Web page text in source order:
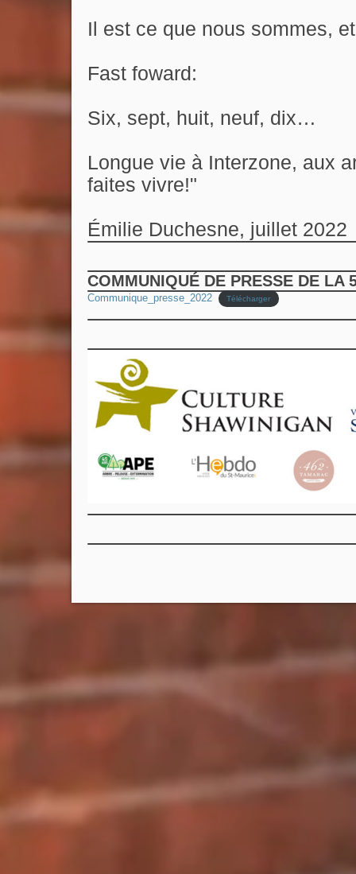
Il est ce que nous sommes,
Fast foward:
Six, sept, huit, neuf, dix…
Longue vie à Interzone, aux
faites vivre!"
Émilie Duchesne, juillet 2022
COMMUNIQUÉ DE PRESSE DE LA
Communique_presse_2022 Télécharger